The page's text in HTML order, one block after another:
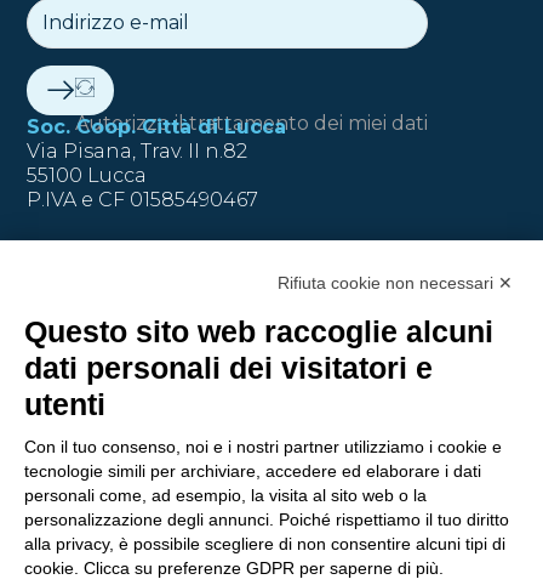
Autorizzo il trattamento dei miei dati
Soc. Coop. Città di Lucca
Via Pisana, Trav. II n.82
55100 Lucca
P.IVA e CF 01585490467
M.info@mobipar.it
Politica integrata Q01
© 2026 Mobipar. Tutti i diritti riservati.
CreditsDemia
Rifiuta cookie non necessari ✕
Questo sito web raccoglie alcuni
dati personali dei visitatori e
utenti
Con il tuo consenso, noi e i nostri partner utilizziamo i cookie e
tecnologie simili per archiviare, accedere ed elaborare i dati
personali come, ad esempio, la visita al sito web o la
personalizzazione degli annunci. Poiché rispettiamo il tuo diritto
alla privacy, è possibile scegliere di non consentire alcuni tipi di
cookie. Clicca su preferenze GDPR per saperne di più.